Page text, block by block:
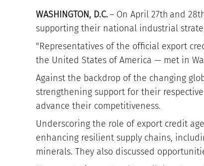
WASHINGTON, D.C.– On April 27th and
supporting their national industrial
"Representatives of the official export
the United States of America — met in
Against the backdrop of the changing
strengthening support for their
advance their competitiveness.
Underscoring the role of export credit
enhancing resilient supply chains,
minerals. They also discussed